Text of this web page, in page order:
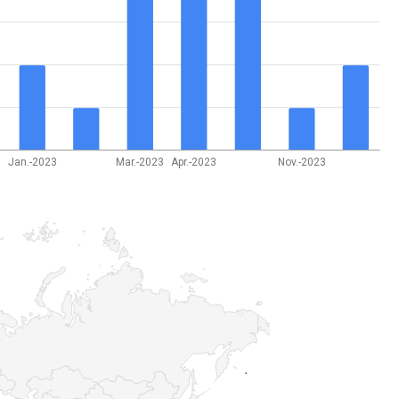
Jan.-2023 Mar.-2023 Apr.-2023 Nov.-2023